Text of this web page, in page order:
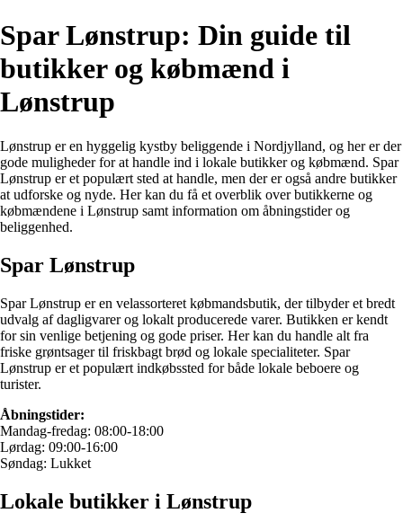
Spar Lønstrup: Din guide til
butikker og købmænd i
Lønstrup
Lønstrup er en hyggelig kystby beliggende i Nordjylland, og her er der
gode muligheder for at handle ind i lokale butikker og købmænd. Spar
Lønstrup er et populært sted at handle, men der er også andre butikker
at udforske og nyde. Her kan du få et overblik over butikkerne og
købmændene i Lønstrup samt information om åbningstider og
beliggenhed.
Spar Lønstrup
Spar Lønstrup er en velassorteret købmandsbutik, der tilbyder et bredt
udvalg af dagligvarer og lokalt producerede varer. Butikken er kendt
for sin venlige betjening og gode priser. Her kan du handle alt fra
friske grøntsager til friskbagt brød og lokale specialiteter. Spar
Lønstrup er et populært indkøbssted for både lokale beboere og
turister.
Åbningstider:
Mandag-fredag: 08:00-18:00
Lørdag: 09:00-16:00
Søndag: Lukket
Lokale butikker i Lønstrup